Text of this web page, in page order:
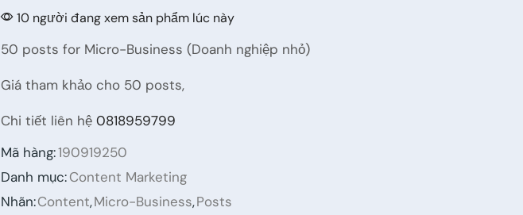
10 người đang xem sản phẩm lúc này
50 posts for Micro-Business (Doanh nghiệp nhỏ)
Giá tham khảo cho 50 posts,
Chi tiết liên hệ 0818959799
Mã hàng:190919250
Danh mục:Content Marketing
Nhãn:Content,Micro-Business,Posts